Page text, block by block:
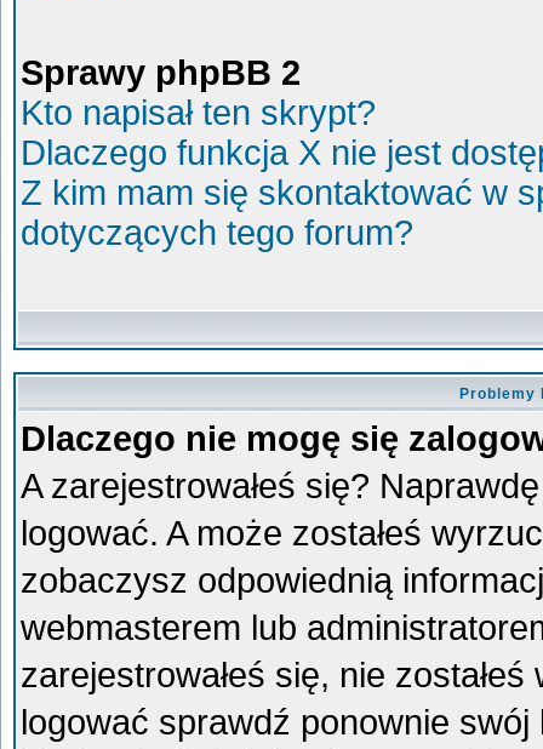
Sprawy phpBB 2
Kto napisał ten skrypt?
Dlaczego funkcja X nie jest
Z kim mam się skontaktować w
dotyczących tego forum?
Problemy
Dlaczego nie mogę się
A zarejestrowałeś się?
logować. A może zostałeś
zobaczysz odpowiednią
webmasterem lub
zarejestrowałeś się, nie
logować sprawdź ponownie swój